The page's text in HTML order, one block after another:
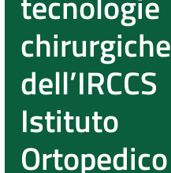
chirurgiche
dell’IRCCS
Istituto
Ortopedico